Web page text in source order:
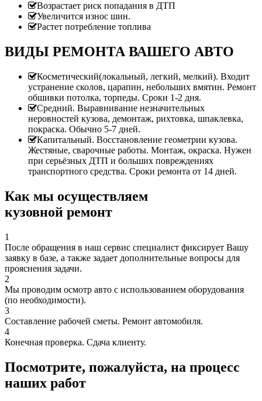
Возрастает риск попадания в ДТП
Увеличится износ шин.
Растет потребление топлива
ВИДЫ РЕМОНТА ВАШЕГО АВТО
Косметический(локальный, легкий, мелкий). Входит
устранение сколов, царапин, небольших вмятин. Ремонт
обшивки потолка, торпеды. Сроки 1-2 дня.
Средний. Выравнивание незначительных
неровностей кузова, демонтаж, рихтовка, шпаклевка,
покраска. Обычно 5-7 дней.
Капитальный. Восстановление геометрии кузова.
Жестяные, сварочные работы. Монтаж, окраска. Нужен
при серьёзных ДТП и больших повреждениях
транспортного средства. Сроки ремонта от 14 дней.
Как мы осуществляем
кузовной ремонт
1
После обращения в наш сервис специалист фиксирует Вашу
заявку в базе, а также задает дополнительные вопросы для
прояснения задачи.
2
Мы проводим осмотр авто с использованием оборудования
(по необходимости).
3
Составление рабочей сметы. Ремонт автомобиля.
4
Конечная проверка. Сдача клиенту.
Посмотрите, пожалуйста, на процесс
наших работ